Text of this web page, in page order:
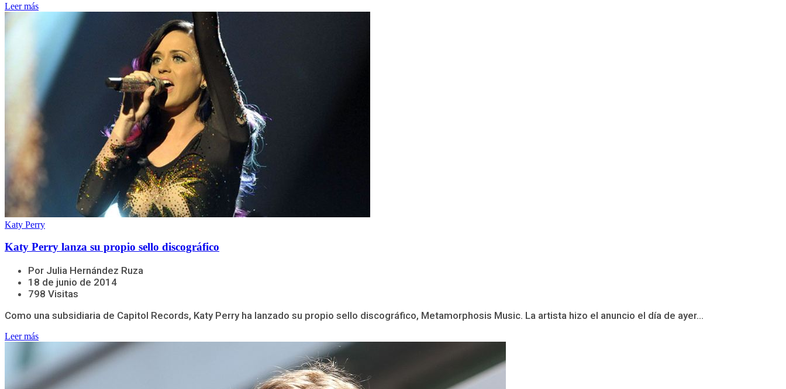
Leer más
Katy Perry
Katy Perry lanza su propio sello discográfico
Por Julia Hernández Ruza
18 de junio de 2014
798 Visitas
Como una subsidiaria de Capitol Records, Katy Perry ha lanzado su propio sello discográfico, Metamorphosis Music. La artista hizo el anuncio el día de ayer...
Leer más